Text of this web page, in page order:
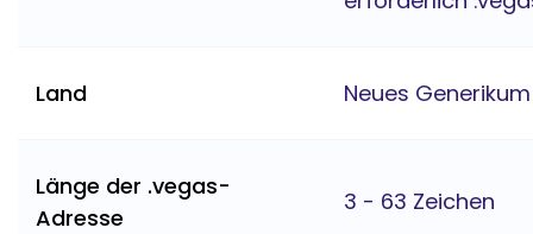
Land Neues Generikum
Länge der .vegas-
Adresse
3 - 63 Zeichen